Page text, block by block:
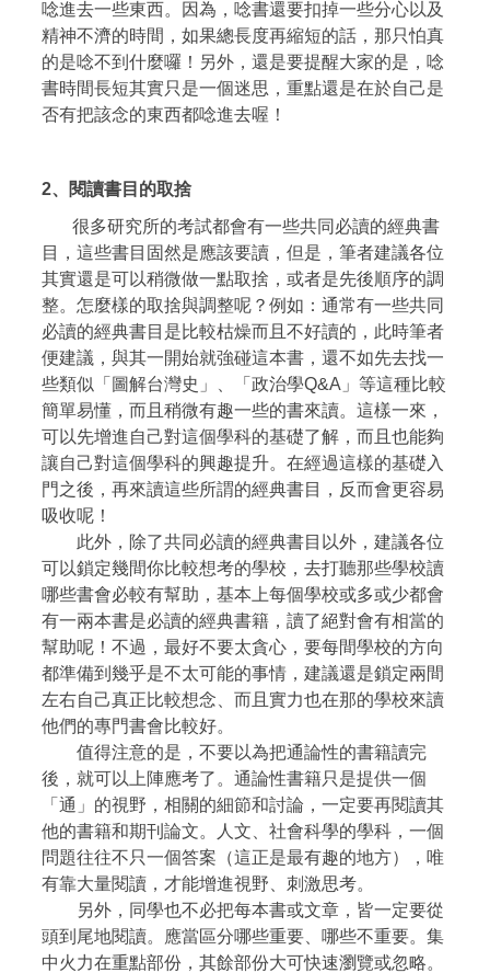
唸進去一些東西。因為，唸書還要扣掉一些分心以及
精神不濟的時間，如果總長度再縮短的話，那只怕真
的是唸不到什麼囉！另外，還是要提醒大家的是，唸
書時間長短其實只是一個迷思，重點還是在於自己是
否有把該念的東西都唸進去喔！
2、
閱讀書目的取捨
很多研究所的考試都會有一些共同必讀的經典書
目，這些書目固然是應該要讀，但是，筆者建議各位
其實還是可以稍微做一點取捨，或者是先後順序的調
整。怎麼樣的取捨與調整呢？例如：通常有一些共同
必讀的經典書目是比較枯燥而且不好讀的，此時筆者
便建議，與其一開始就強碰這本書，還不如先去找一
些類似「圖解台灣史」、「政治學Q&A」等這種比較
簡單易懂，而且稍微有趣一些的書來讀。這樣一來，
可以先增進自己對這個學科的基礎了解，而且也能夠
讓自己對這個學科的興趣提升。在經過這樣的基礎入
門之後，再來讀這些所謂的經典書目，反而會更容易
吸收呢！
此外，除了共同必讀的經典書目以外，建議各位
可以鎖定幾間你比較想考的學校，去打聽那些學校讀
哪些書會必較有幫助，基本上每個學校或多或少都會
有一兩本書是必讀的經典書籍，讀了絕對會有相當的
幫助呢！不過，最好不要太貪心，要每間學校的方向
都準備到幾乎是不太可能的事情，建議還是鎖定兩間
左右自己真正比較想念、而且實力也在那的學校來讀
他們的專門書會比較好。
值得注意的是，不要以為把通論性的書籍讀完
後，就可以上陣應考了。通論性書籍只是提供一個
「通」的視野，相關的細節和討論，一定要再閱讀其
他的書籍和期刊論文。人文、社會科學的學科，一個
問題往往不只一個答案（這正是最有趣的地方），唯
有靠大量閱讀，才能增進視野、刺激思考。
另外，同學也不必把每本書或文章，皆一定要從
頭到尾地閱讀。應當區分哪些重要、哪些不重要。集
中火力在重點部份，其餘部份大可快速瀏覽或忽略。